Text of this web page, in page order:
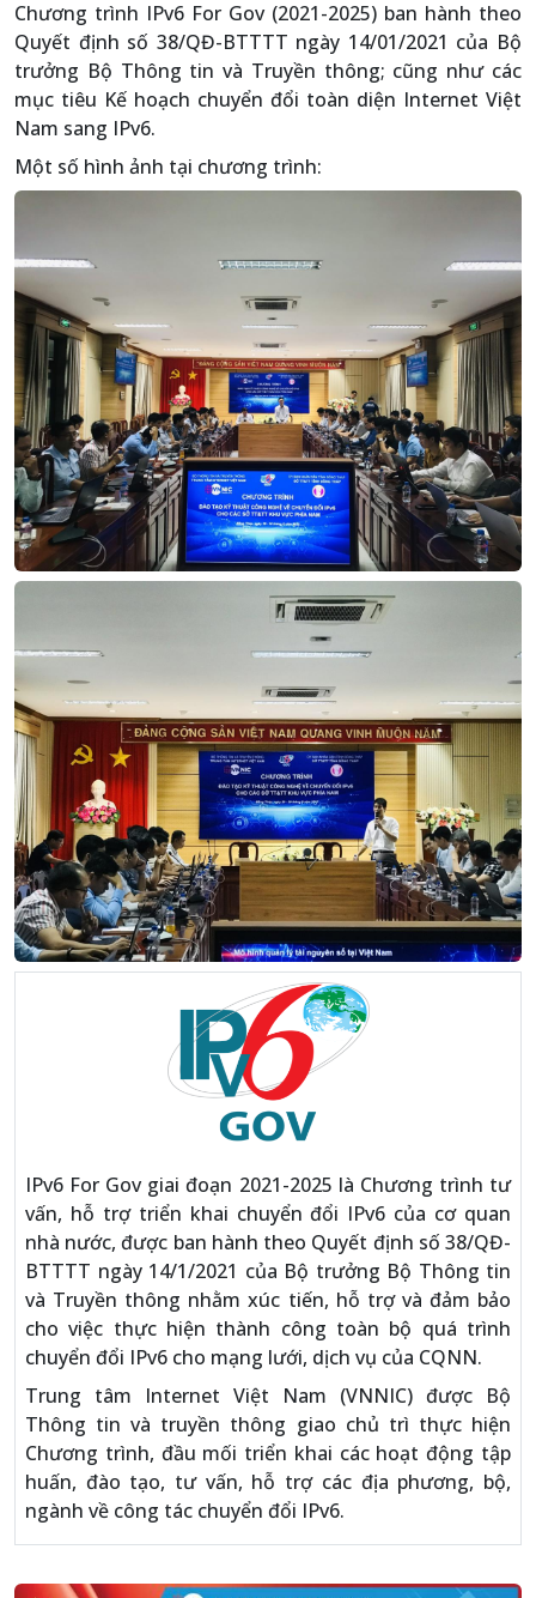
Chương trình IPv6 For Gov (2021-2025) ban hành theo
Quyết định số 38/QĐ-BTTTT ngày 14/01/2021 của Bộ
trưởng Bộ Thông tin và Truyền thông; cũng như các
mục tiêu Kế hoạch chuyển đổi toàn diện Internet Việt
Nam sang IPv6.
Một số hình ảnh tại chương trình:
IPv6 For Gov giai đoạn 2021-2025 là Chương trình tư
vấn, hỗ trợ triển khai chuyển đổi IPv6 của cơ quan
nhà nước, được ban hành theo Quyết định số 38/QĐ-
BTTTT ngày 14/1/2021 của Bộ trưởng Bộ Thông tin
và Truyền thông nhằm xúc tiến, hỗ trợ và đảm bảo
cho việc thực hiện thành công toàn bộ quá trình
chuyển đổi IPv6 cho mạng lưới, dịch vụ của CQNN.
Trung tâm Internet Việt Nam (VNNIC) được Bộ
Thông tin và truyền thông giao chủ trì thực hiện
Chương trình, đầu mối triển khai các hoạt động tập
huấn, đào tạo, tư vấn, hỗ trợ các địa phương, bộ,
ngành về công tác chuyển đổi IPv6.